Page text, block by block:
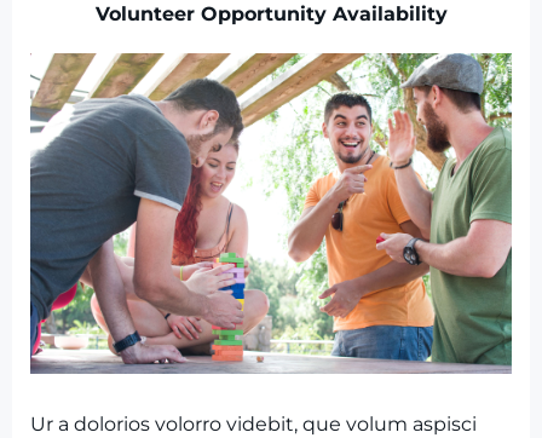
Volunteer Opportunity Availability
Ur a dolorios volorro videbit, que volum aspisci